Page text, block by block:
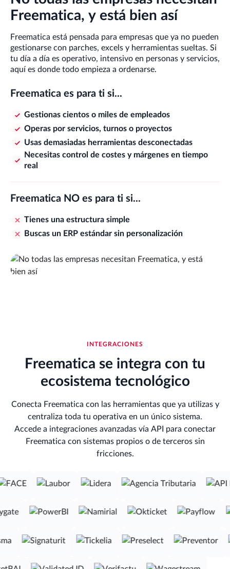
Freematica, y está bien así
Freematica está pensada para empresas que ya no pueden
gestionarse con parches, excels y herramientas sueltas. Si
tu día a día es operativo, intensivo en personas y servicios,
aquí es donde todo empieza a ordenarse.
Freematica es para ti si...
Gestionas cientos o miles de empleados
Operas por servicios, turnos o proyectos
Usas demasiadas herramientas desconectadas
Necesitas control de costes y márgenes en tiempo
real
Freematica NO es para ti si...
Tienes una estructura simple
Buscas un ERP estándar sin personalización
INTEGRACIONES
Freematica se integra con tu
ecosistema tecnológico
Conecta Freematica con las herramientas que ya utilizas y
centraliza toda tu operativa en un único sistema.
Accede a integraciones avanzadas vía API para conectar
Freematica con sistemas propios o de terceros sin
fricciones.